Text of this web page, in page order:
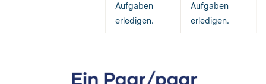
Aufgaben
erledigen.
Aufgaben
erledigen.